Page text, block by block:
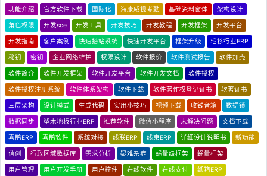
功能介绍 官方软件下载 国际化 海康威视考勤 基础资料窗体 架构设计
角色权限 开发sce 开发工具 开发技巧 开发教程 开发框架 开发平台
开发指南 客户案例 快速搭站系统 快速开发平台 框架升级 毛衫行业ERP
秘钥 密钥 企业网络维护 权限设计 软件报价 软件测试报告 软件加壳
软件简介 软件开发框架 软件开发平台 软件开发文档 软件授权
软件授权注册系统 软件体系架构 软件下载 软件著作权登记证书 软著证书
三层架构 设计模式 生成代码 实用小技巧 视频下载 收钱音箱 数据锁
数据同步 塑木地板行业ERP 推荐软件 微信小程序 未解决问题 文档下载
喜鹊ERP 喜鹊软件 系统对接 线联ERP 线束ERP 详细设计说明书 新功能
信创 行政区域数据库 需求分析 疑难杂症 蝇量级框架 蝇量框架
用户管理 用户开发手册 用户控件 在线软件 在线支付 纸箱ERP